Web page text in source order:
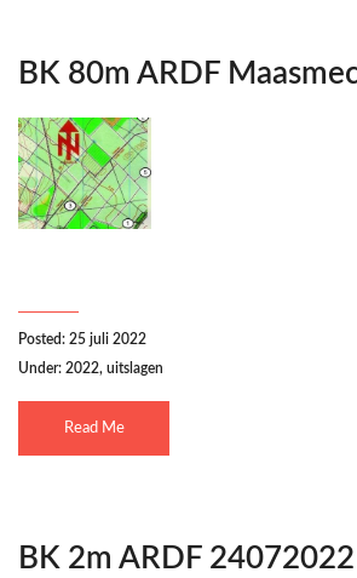
BK 80m ARDF
Posted: 25 juli 2022
Under: 2022, uitslagen
Read Me
BK 2m ARDF 24072022